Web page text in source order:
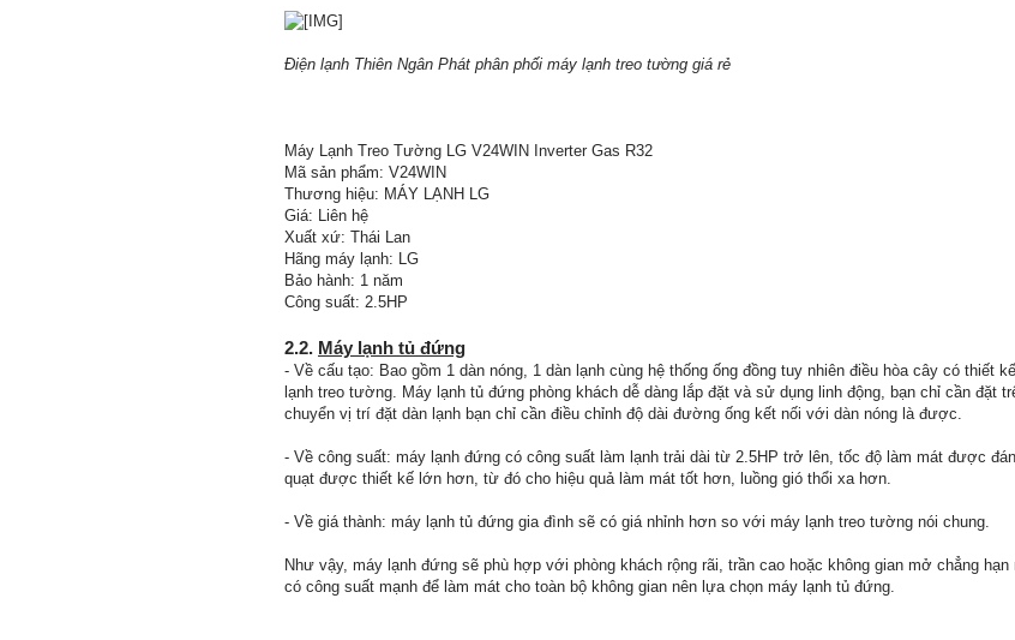
Điện lạnh Thiên Ngân Phát phân phối máy lạnh treo tường giá rẻ
Máy Lạnh Treo Tường LG V24WIN Inverter Gas R32
Mã sản phẩm: V24WIN
Thương hiệu: MÁY LẠNH LG
Giá: Liên hệ
Xuất xứ: Thái Lan
Hãng máy lạnh: LG
Bảo hành: 1 năm
Công suất: 2.5HP
2.2. Máy lạnh tủ đứng
- Về cấu tạo: Bao gồm 1 dàn nóng, 1 dàn lạnh cùng hệ thống ống đồng tuy nhiên điều hòa cây có
lạnh treo tường. Máy lạnh tủ đứng phòng khách dễ dàng lắp đặt và sử dụng linh động, bạn chỉ cần đặt
chuyển vị trí đặt dàn lạnh bạn chỉ cần điều chỉnh độ dài đường ống kết nối với dàn nóng là được.
- Về công suất: máy lạnh đứng có công suất làm lạnh trải dài từ 2.5HP trở lên, tốc độ làm mát được
quạt được thiết kế lớn hơn, từ đó cho hiệu quả làm mát tốt hơn, luồng gió thổi xa hơn.
- Về giá thành: máy lạnh tủ đứng gia đình sẽ có giá nhỉnh hơn so với máy lạnh treo tường nói chung.
Như vậy, máy lạnh đứng sẽ phù hợp với phòng khách rộng rãi, trần cao hoặc không gian mở chẳng
có công suất mạnh để làm mát cho toàn bộ không gian nên lựa chọn máy lạnh tủ đứng.